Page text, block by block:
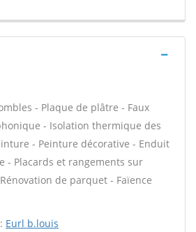
- Plaque de plâtre - Faux
- Isolation thermique des
- Peinture décorative - Enduit
- Placards et rangements sur
de parquet - Faïence
Eurl b.louis